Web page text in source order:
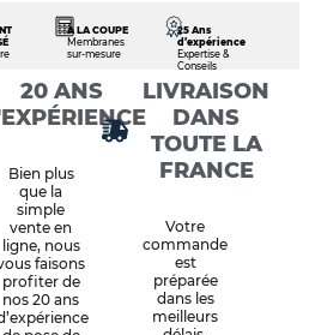
À LA COUPE
Membranes
sur-mesure
25 Ans
d’expérience
Expertise &
Conseils
20 ANS
Bien plus
que la
simple
vente en
ligne, nous
faisons
profiter de
nos 20 ans
LIVRAISON
DANS
TOUTE LA
FRANCE
Votre
commande
est
préparée
dans les
meilleurs